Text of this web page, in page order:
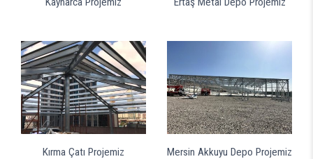
Kırma Çatı Projemiz Mersin Akkuyu Depo Projemiz